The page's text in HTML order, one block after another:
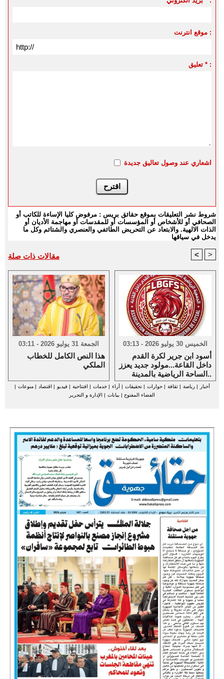
موقع انترنت :
تعليق * :
اشعاري عند وصول تعاليق جديدة
شروط نشر التعليقات بموقع حقائق بريس : مرفوض كليا الإساءة للكاتب أو
الصحافي أو للأشخاص أو المؤسسات أو للمقدسات أو مهاجمة الأديان أو
الذات الالهية. والابتعاد عن التحريض الطائفي والعنصري والشتائم وكل ما
يدخل في سياقها
مقالات ذات صلة < >
الجمعة 31 يوليو 2026 - 03:11
هذا النص الكامل للخطاب
الملكي
الخميس 30 يوليو 2026 - 03:13
أسود ابن جرير لكرة القدم
داخل القاعة...مولود جديد يعزز
الساحة الرياضية بالمدينة..
أخبار |رياضة |ثقافة |حوارات |تحقيقات | آراء |خدمات | افتتاحية | فيديو | اقتصاد |منوعات |
الفضاء المفتوح | بيانات | الإدارة و التحرير